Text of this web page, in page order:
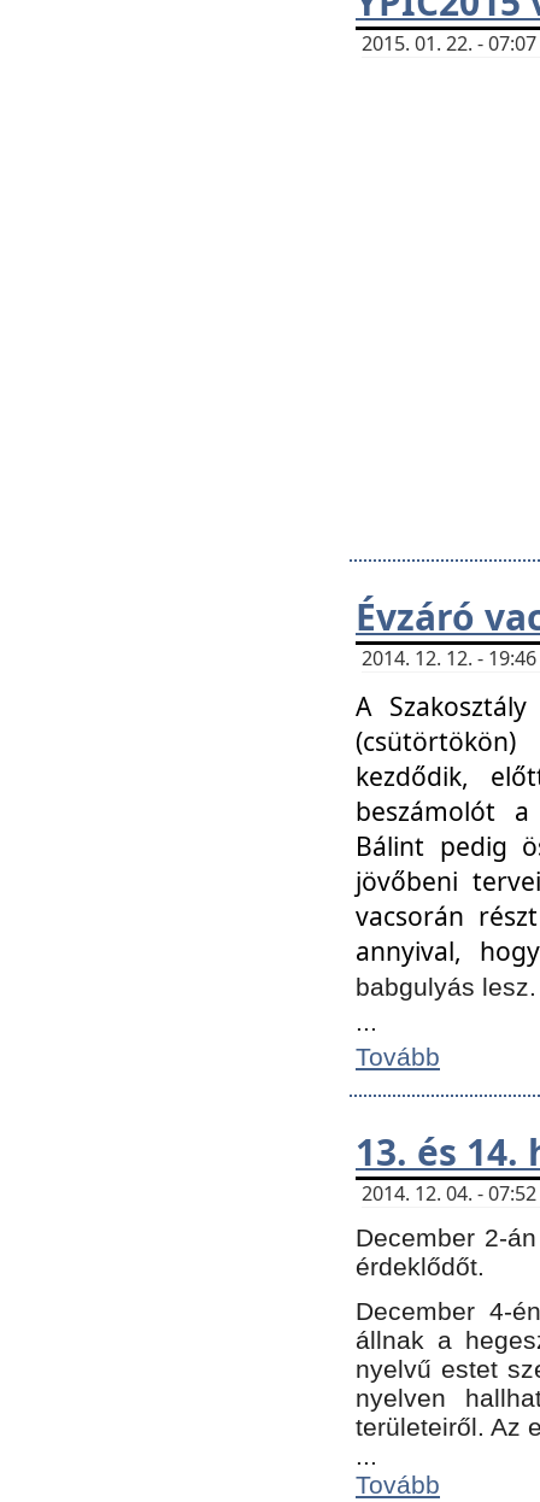
2015. 01. 22. -
Évzáró
2014. 12. 12. -
A
kezdődik,
beszámolót
Bálint pedig
jövőbeni
vacsorán
annyival,
babgulyás
...
Tovább
13. és
2014. 12. 04. -
December 2-
érdeklődőt.
December 4-
állnak a
nyelvű estet
nyelven
területeiről. Az
...
Tovább